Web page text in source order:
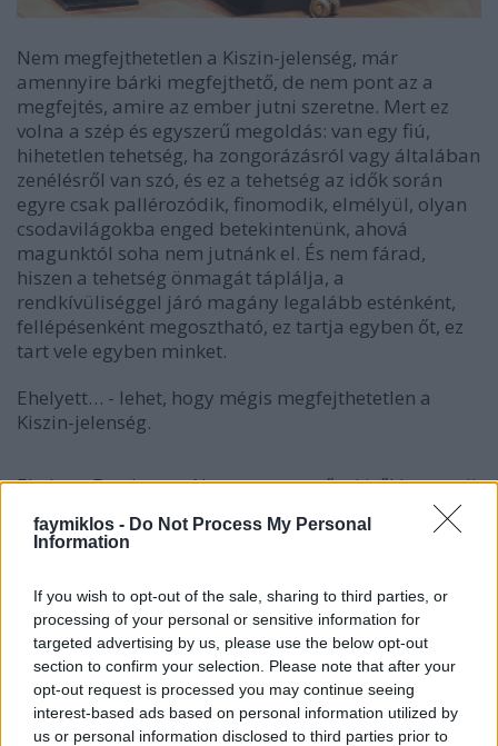
faymiklos - Do Not Process My Personal
Information
If you wish to opt-out of the sale, sharing to third parties, or
processing of your personal or sensitive information for
targeted advertising by us, please use the below opt-out
section to confirm your selection. Please note that after your
opt-out request is processed you may continue seeing
interest-based ads based on personal information utilized by
us or personal information disclosed to third parties prior to
Nem megfejthetetlen a Kiszin-jelenség, már
amennyire bárki megfejthető, de nem pont az a
megfejtés, amire az ember jutni szeretne. Mert ez
volna a szép és egyszerű megoldás: van egy fiú,
hihetetlen tehetség, ha zongorázásról vagy általában
zenélésről van szó, és ez a tehetség az idők során
egyre csak pallérozódik, finomodik, elmélyül, olyan
csodavilágokba enged betekintenünk, ahová
magunktól soha nem jutnánk el. És nem fárad,
hiszen a tehetség önmagát táplálja, a
rendkívüliséggel járó magány legalább esténként,
fellépésenként megosztható, ez tartja egyben őt, ez
tart vele egyben minket.
Ehelyett… - lehet, hogy mégis megfejthetetlen a
Kiszin-jelenség.
Ehelyett Beethoven. Nem az a szerző, akiről Jevgenyij
Kiszin elsőként jutna eszünkbe, nem baj, sőt, pont ez
a jó. Nem mintha új szerző volna számára
Beethoven-év, vágjunk bele. Belevágunk. A műsor
módosul a Müpában, négy neves mű áll a
programban, Pathétique, Eroica-variációk, Vihar
szonáta és Waldstein. Nem azt mondom, hogy dőlj
hátra, te boldog jegytulajdonos. épp ellenkezőleg:
dőlj előre, figyelj, mert ilyet ritkán hallasz.